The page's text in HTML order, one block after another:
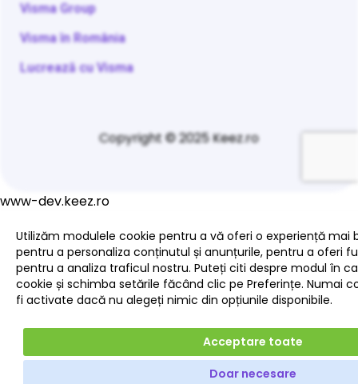
Visma Group
Visma în România
Lucrează cu Visma
Copyright © 2025 Keez.ro
www-dev.keez.ro